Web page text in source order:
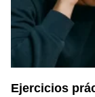
Ejercicios